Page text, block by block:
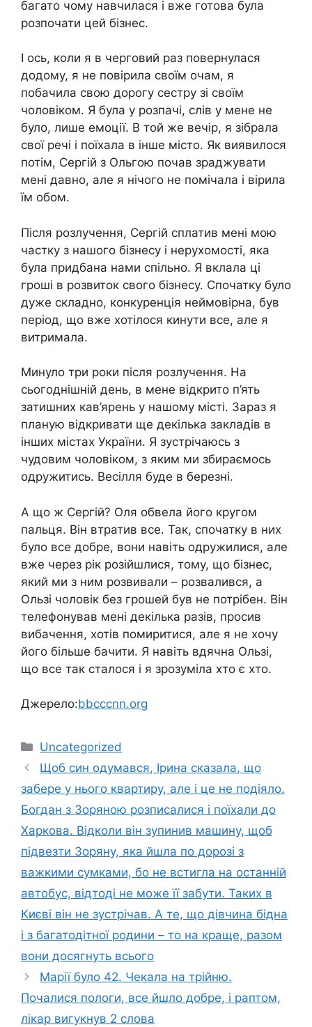
багато чому навчилася і вже готова була
розпочати цей бізнес.
І ось, коли я в черговий раз повернулася
додому, я не повірила своїм очам, я
побачила свою дорогу сестру зі своїм
чоловіком. Я була у розпачі, слів у мене не
було, лише емоції. В той же вечір, я зібрала
свої речі і поїхала в інше місто. Як виявилося
потім, Сергій з Ольгою почав зраджувати
мені давно, але я нічого не помічала і вірила
їм обом.
Після розлучення, Сергій сплатив мені мою
частку з нашого бізнесу і нерухомості, яка
була придбана нами спільно. Я вклала ці
гроші в розвиток свого бізнесу. Спочатку було
дуже складно, конкуренція неймовірна, був
період, що вже хотілося кинути все, але я
витримала.
Минуло три роки після розлучення. На
сьогоднішній день, в мене відкрито п’ять
затишних кав’ярень у нашому місті. Зараз я
планую відкривати ще декілька закладів в
інших містах України. Я зустрічаюсь з
чудовим чоловіком, з яким ми збираємось
одружитись. Весілля буде в березні.
А що ж Сергій? Оля обвела його кругом
пальця. Він втратив все. Так, спочатку в них
було все добре, вони навіть одружилися, але
вже через рік розійшлися, тому, що бізнес,
який ми з ним розвивали – розвалився, а
Ользі чоловік без грошей був не потрібен. Він
телефонував мені декілька разів, просив
вибачення, хотів помиритися, але я не хочу
його більше бачити. Я навіть вдячна Ользі,
що все так сталося і я зрозуміла хто є хто.
Джерело:bbcccnn.org
Категорії
Uncategorized
Щоб син одумався, Ірина сказала, що
забере у нього квартиру, але і це не подіяло.
Богдан з Зоряною розписалися і поїхали до
Харкова. Відколи він зупинив машину, щоб
підвезти Зоряну, яка йшла по дорозі з
важкими сумками, бо не встигла на останній
автобус, відтоді не може її забути. Таких в
Києві він не зустрічав. А те, що дівчина бідна
і з багатодітної родини – то на краще, разом
вони досягнуть всього
Марії було 42. Чекала на трійню.
Почалися пологи, все йшло добре, і раптом,
лікар вигукнув 2 слова